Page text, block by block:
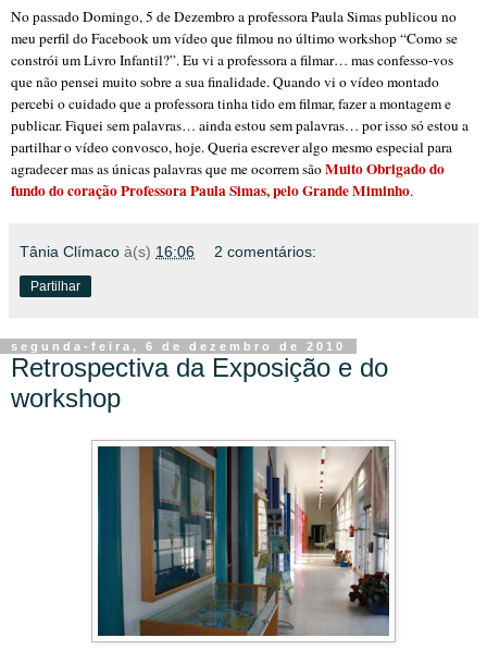
No passado Domingo, 5 de Dezembro a professora Paula Simas publicou no
meu perfil do Facebook um vídeo que filmou no último workshop “Como se
constrói um Livro Infantil?”. Eu vi a professora a filmar… mas confesso-vos
que não pensei muito sobre a sua finalidade. Quando vi o vídeo montado
percebi o cuidado que a professora tinha tido em filmar, fazer a montagem e
publicar. Fiquei sem palavras… ainda estou sem palavras… por isso só estou a
partilhar o vídeo convosco, hoje. Queria escrever algo mesmo especial para
agradecer mas as únicas palavras que me ocorrem sãoMuito Obrigado do
fundo do coração Professora Paula Simas, pelo Grande Miminho.
Tânia Clímaco à(s) 16:06 2 comentários:
Partilhar
segunda-feira, 6 de dezembro de 2010
Retrospectiva da Exposição e do
workshop